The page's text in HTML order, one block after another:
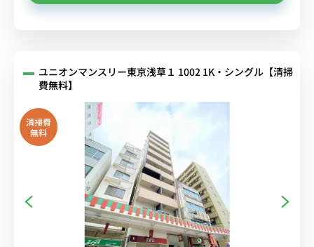
ユニオンマンスリー東京浅草１ 1002 1K・シングル【清掃
費無料】
清掃費
無料